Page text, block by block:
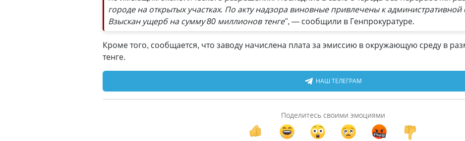
городе на открытых участках. По акту надзора виновные привлечены к административной
Взыскан ущерб на сумму 80 миллионов тенге", — сообщили в Генпрокуратуре.
Кроме того, сообщается, что заводу начислена плата за эмиссию в окружающую среду в
тенге.
НАШ ТЕЛЕГРАМ
Поделитесь своими эмоциями